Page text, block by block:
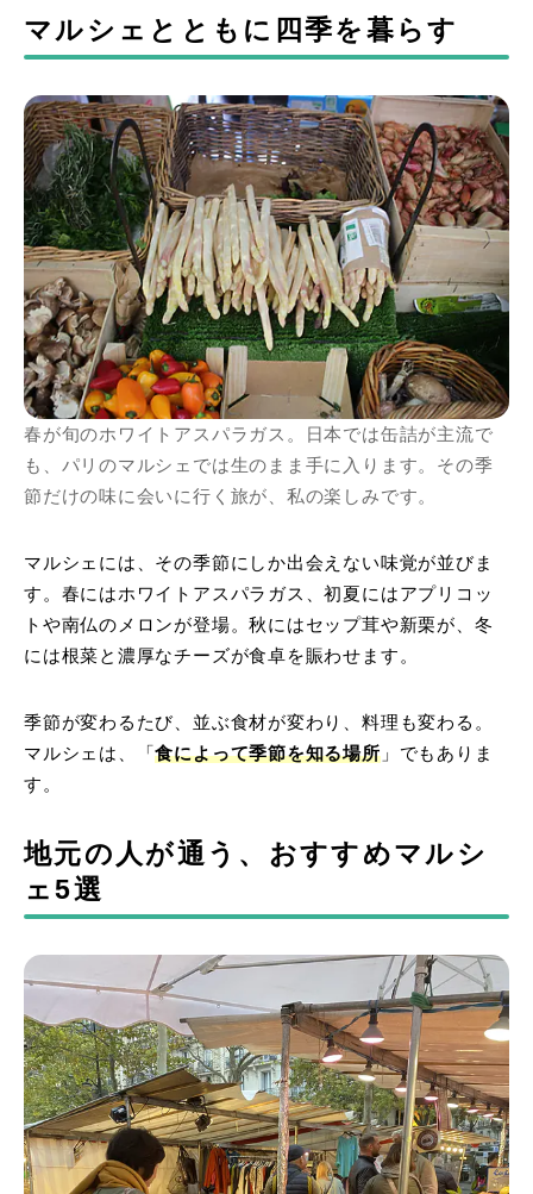
マルシェとともに四季を暮らす
春が旬のホワイトアスパラガス。日本では缶詰が主流で
も、パリのマルシェでは生のまま手に入ります。その季
節だけの味に会いに行く旅が、私の楽しみです。
マルシェには、その季節にしか出会えない味覚が並びま
す。春にはホワイトアスパラガス、初夏にはアプリコッ
トや南仏のメロンが登場。秋にはセップ茸や新栗が、冬
には根菜と濃厚なチーズが食卓を賑わせます。
季節が変わるたび、並ぶ食材が変わり、料理も変わる。
マルシェは、「食によって季節を知る場所」でもありま
す。
地元の人が通う、おすすめマルシ
ェ5選